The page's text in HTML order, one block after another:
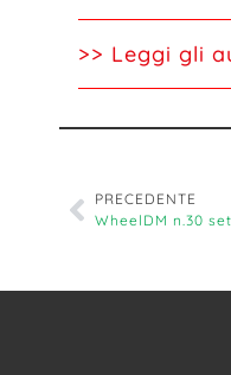
>> Leggi gli
PRECEDENTE
WheelDM n.30